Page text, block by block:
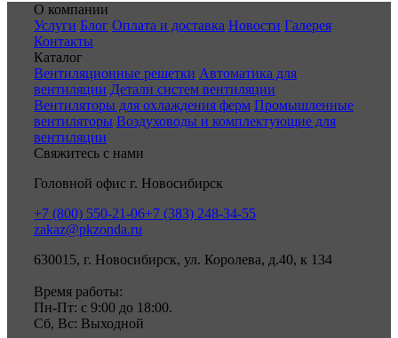
О компании
Услуги Блог Оплата и доставка Новости Галерея
Контакты
Каталог
Вентиляционные решетки Автоматика для
вентиляции Детали систем вентиляции
Вентиляторы для охлаждения ферм Промышленные
вентиляторы Воздуховоды и комплектующие для
вентиляции
Свяжитесь с нами
Головной офис г. Новосибирск
+7 (800) 550-21-06+7 (383) 248-34-55
zakaz@pkzonda.ru
630015, г. Новосибирск, ул. Королева, д.40, к 134
Время работы:
Пн-Пт: с 9:00 до 18:00.
Сб, Вс: Выходной